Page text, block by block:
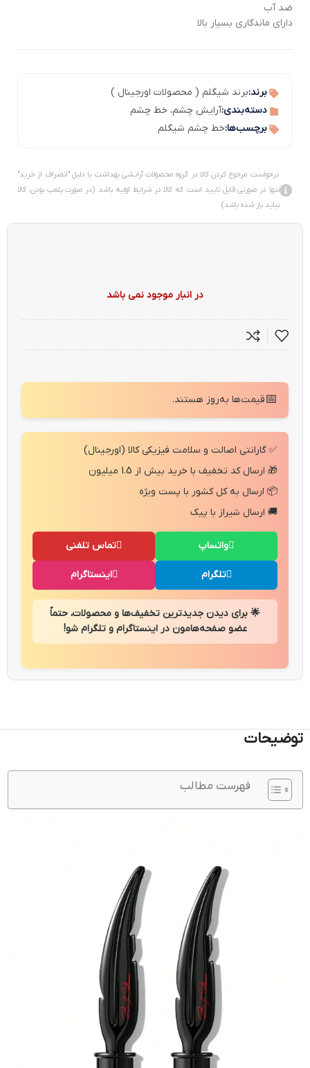
ضد آب
دارای ماندگاری بسیار بالا
برند:برند شیگلم ( محصولات اورجینال )
دسته‌بندی:آرایش چشم، خط چشم
برچسب‌ها:خط چشم شیگلم
درخواست مرجوع کردن کالا در گروه محصولات آرایشی بهداشت با دلیل "انصراف از خرید"
تنها در صورتی قابل تایید است که کالا در شرایط اولیه باشد (در صورت پلمپ بودن، کالا
نباید باز شده باشد).
در انبار موجود نمی باشد
📅قیمت‌ها به‌روز هستند.
✅ گارانتی اصالت و سلامت فیزیکی کالا (اورجینال)
🎁 ارسال کد تخفیف با خرید بیش از 1.5 میلیون
📦 ارسال به کل کشور با پست ویژه
🚚 ارسال شیراز با پیک
تماس تلفنی واتساپ
اینستاگرام تلگرام
🌟 برای دیدن جدیدترین تخفیف‌ها و محصولات، حتماً
عضو صفحه‌هامون در اینستاگرام و تلگرام شو!
توضیحات
فهرست مطالب